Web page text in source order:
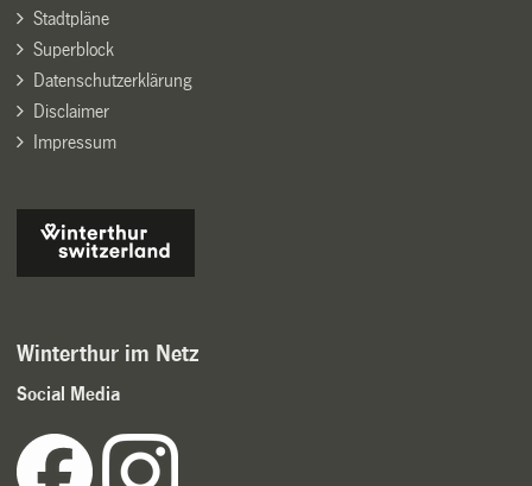
Stadtpläne
Superblock
Datenschutzerklärung
Disclaimer
Impressum
Winterthur im Netz
Social Media